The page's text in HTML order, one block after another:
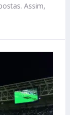
Assim,